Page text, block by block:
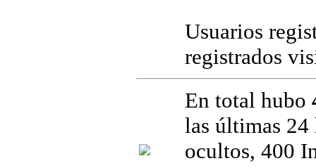
Usuarios
registrados
En total hubo
las últimas 24
ocultos, 400